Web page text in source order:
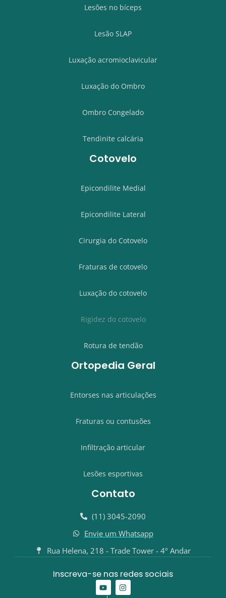
Lesões no bíceps
Lesão SLAP
Luxação acromioclavicular
Luxação do Ombro
Ombro Congelado
Tendinite calcária
Cotovelo
Epicondilite Medial
Epicondilite Lateral
Cirurgia do Cotovelo
Fraturas de cotovelo
Luxação do cotovelo
Rigidez do cotovelo
Rotura de tendão
Ortopedia Geral
Entorses nas articulações
Fraturas ou contusões
Infiltração articular
Lesões esportivas
Contato
(11) 3045-2090
Envie um Whatsapp
Rua Helena, 218 - Trade Tower - 4º Andar
Inscreva-se nas redes sociais
Y
o
I
n